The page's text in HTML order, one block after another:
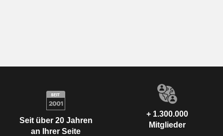
Seit über 20 Jahren
an Ihrer Seite
+ 1.300.000
Mitglieder